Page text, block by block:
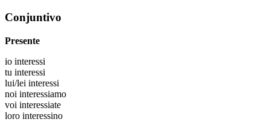
Conjuntivo
Presente
io interessi
tu interessi
lui/lei interessi
noi interessiamo
voi interessiate
loro interessino